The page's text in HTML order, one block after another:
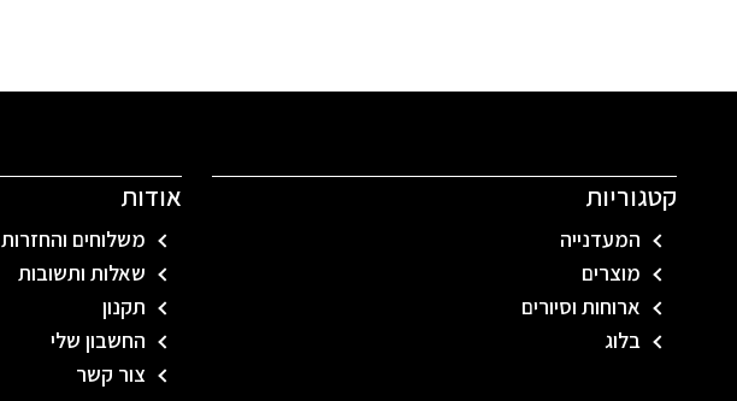
קטגוריות
המעדנייה
מוצרים
ארוחות וסיורים
בלוג
אודות
משלוחים והחזרות
שאלות ותשובות
תקנון
החשבון שלי
צור קשר